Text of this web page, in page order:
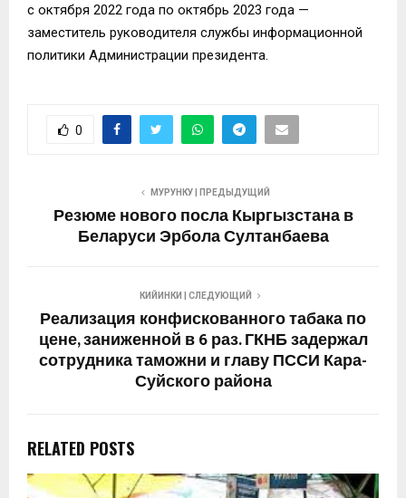
с октября 2022 года по октябрь 2023 года —
заместитель руководителя службы информационной
политики Администрации президента.
0
МУРУНКУ | ПРЕДЫДУЩИЙ
Резюме нового посла Кыргызстана в
Беларуси Эрбола Султанбаева
КИЙИНКИ | СЛЕДУЮЩИЙ
Реализация конфискованного табака по
цене, заниженной в 6 раз. ГКНБ задержал
сотрудника таможни и главу ПССИ Кара-
Суйского района
RELATED POSTS